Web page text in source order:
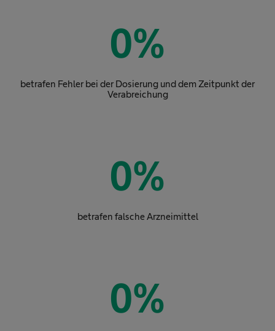
0%
betrafen Fehler bei der Dosierung und dem Zeitpunkt der
Verabreichung
0%
betrafen falsche Arzneimittel
0%